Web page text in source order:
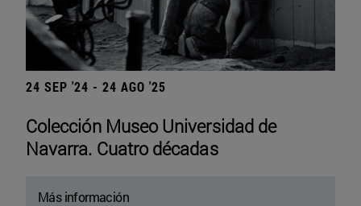
24 SEP '24 - 24 AGO '25
Colección Museo Universidad de
Navarra. Cuatro décadas
Más información